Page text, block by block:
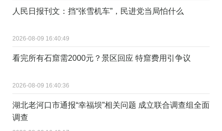
人民日报刊文：挡“张雪机车”，民进党当局怕什么
2026-08-09 16:40:49
看完所有石窟需2000元？景区回应 特窟费用引争议
2026-08-09 16:40:36
湖北老河口市通报“幸福坝”相关问题 成立联合调查组全面
调查